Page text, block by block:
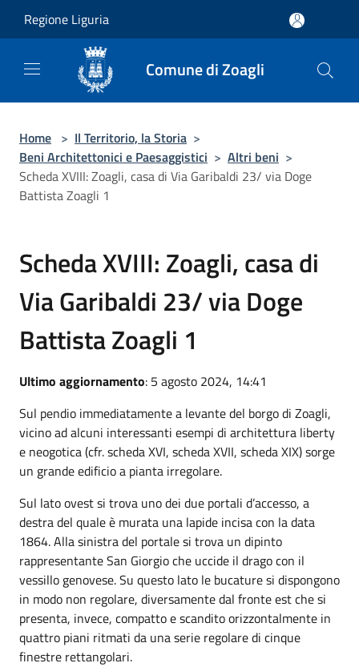
Regione Liguria
Comune di Zoagli
Home > Il Territorio, la Storia >
Beni Architettonici e Paesaggistici > Altri beni >
Scheda XVIII: Zoagli, casa di Via Garibaldi 23/ via Doge
Battista Zoagli 1
Scheda XVIII: Zoagli, casa di
Via Garibaldi 23/ via Doge
Battista Zoagli 1
Ultimo aggiornamento: 5 agosto 2024, 14:41
Sul pendio immediatamente a levante del borgo di Zoagli,
vicino ad alcuni interessanti esempi di architettura liberty
e neogotica (cfr. scheda XVI, scheda XVII, scheda XIX) sorge
un grande edificio a pianta irregolare.
Sul lato ovest si trova uno dei due portali d’accesso, a
destra del quale è murata una lapide incisa con la data
1864. Alla sinistra del portale si trova un dipinto
rappresentante San Giorgio che uccide il drago con il
vessillo genovese. Su questo lato le bucature si dispongono
in modo non regolare, diversamente dal fronte est che si
presenta, invece, compatto e scandito orizzontalmente in
quattro piani ritmati da una serie regolare di cinque
finestre rettangolari.